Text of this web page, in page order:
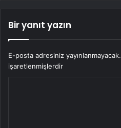
Bir yanıt yazın
E-posta adresiniz yayınlanmayacak.
işaretlenmişlerdir